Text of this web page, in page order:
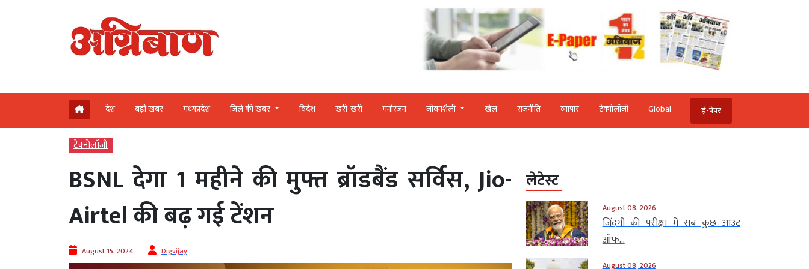
देश बड़ी खबर मध्‍यप्रदेश जिले की खबर विदेश खरी-खरी मनोरंजन जीवनशैली खेल राजनीति व्‍यापार टेक्‍नोलॉजी Global ई-पेपर
टेक्‍नोलॉजी
BSNL देगा 1 महीने की मुफ्त ब्रॉडबैंड सर्विस, Jio-
Airtel की बढ़ गई टेंशन
August 15, 2024 Digvijay
लेटेस्ट
August 08, 2026
जिंदगी की परीक्षा में सब कुछ आउट
ऑफ...
August 08, 2026